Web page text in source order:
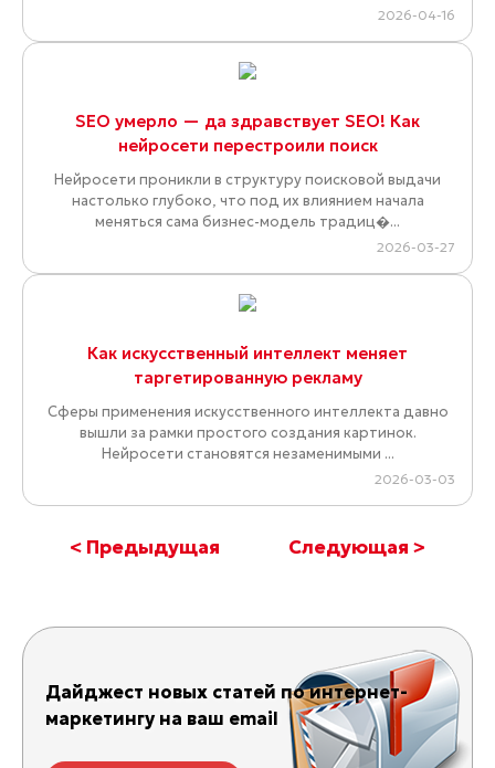
2026-04-16
SEO умерло — да здравствует SEO! Как
нейросети перестроили поиск
Нейросети проникли в структуру поисковой выдачи
настолько глубоко, что под их влиянием начала
меняться сама бизнес-модель традиц�...
2026-03-27
Как искусственный интеллект меняет
таргетированную рекламу
Сферы применения искусственного интеллекта давно
вышли за рамки простого создания картинок.
Нейросети становятся незаменимыми ...
2026-03-03
< Предыдущая Следующая >
Дайджест новых статей по интернет-
маркетингу на ваш email